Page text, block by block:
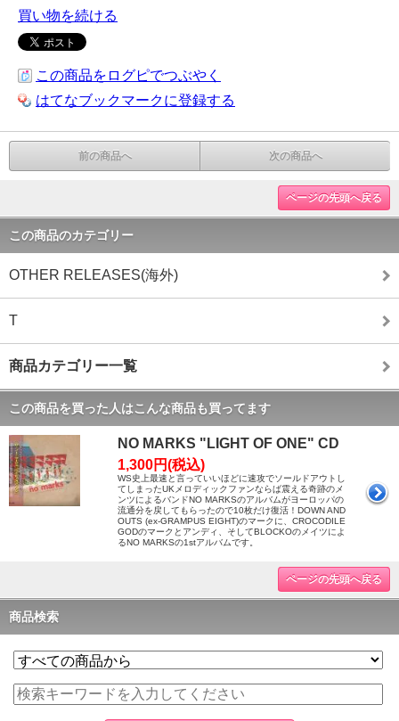
買い物を続ける
この商品をログピでつぶやく
はてなブックマークに登録する
前の商品へ 次の商品へ
ページの先頭へ戻る
この商品のカテゴリー
OTHER RELEASES(海外)
T
商品カテゴリー一覧
この商品を買った人はこんな商品も買ってます
NO MARKS "LIGHT OF ONE" CD
1,300円(税込)
WS史上最速と言っていいほどに速攻でソールドアウトし
てしまったUKメロディックファンならば震える奇跡のメ
ンツによるバンドNO MARKSのアルバムがヨーロッパの
流通分を戻してもらったので10枚だけ復活！DOWN AND
OUTS (ex-GRAMPUS EIGHT)のマークに、CROCODILE
GODのマークとアンディ、そしてBLOCKOのメイツによ
るNO MARKSの1stアルバムです。
ページの先頭へ戻る
商品検索